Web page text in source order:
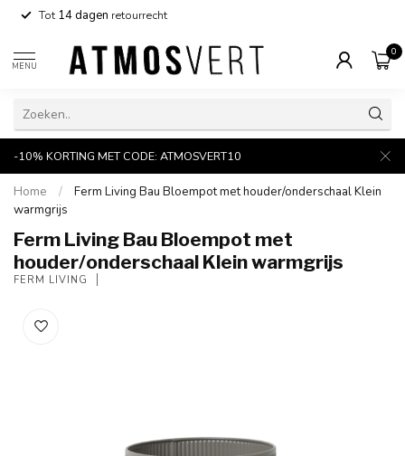
Tot14 dagen retourrecht
MENU
0
-10% KORTING MET CODE: ATMOSVERT10
Home /
Ferm Living Bau Bloempot met houder/onderschaal Klein
warmgrijs
Ferm Living Bau Bloempot met
houder/onderschaal Klein warmgrijs
FERM LIVING